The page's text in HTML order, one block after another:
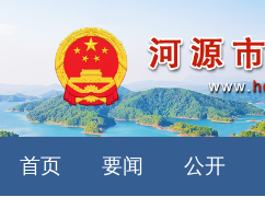
首页 要闻 公开